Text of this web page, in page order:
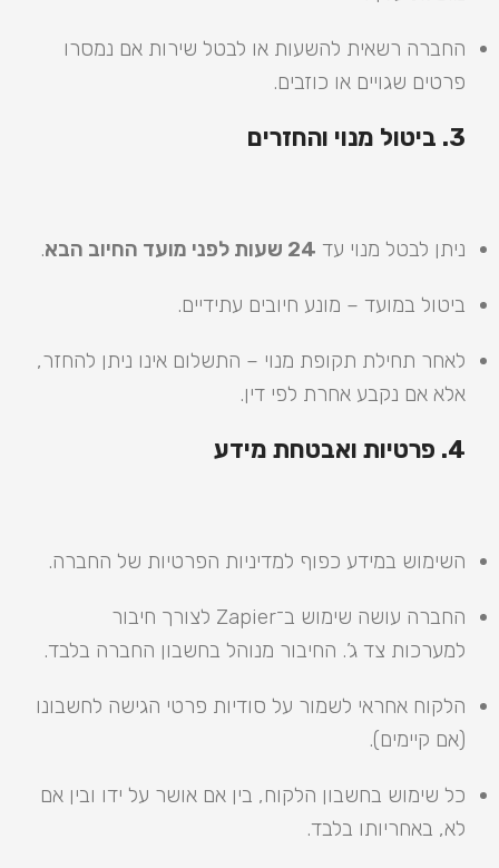
החברה רשאית להשעות או לבטל שירות אם נמסרו
פרטים שגויים או כוזבים.
3. ביטול מנוי והחזרים
ניתן לבטל מנוי עד 24 שעות לפני מועד החיוב הבא .
ביטול במועד – מונע חיובים עתידיים.
לאחר תחילת תקופת מנוי – התשלום אינו ניתן להחזר,
אלא אם נקבע אחרת לפי דין.
4. פרטיות ואבטחת מידע
השימוש במידע כפוף למדיניות הפרטיות של החברה.
החברה עושה שימוש ב־Zapier לצורך חיבור
למערכות צד ג’. החיבור מנוהל בחשבון החברה בלבד.
הלקוח אחראי לשמור על סודיות פרטי הגישה לחשבונו
(אם קיימים).
כל שימוש בחשבון הלקוח, בין אם אושר על ידו ובין אם
לא, באחריותו בלבד.